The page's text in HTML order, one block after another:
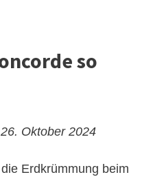
so
Oktober 2024
Erdkrümmung beim